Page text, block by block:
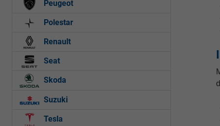
Peugeot
Polestar
Renault
Seat
Skoda
Suzuki
Tesla